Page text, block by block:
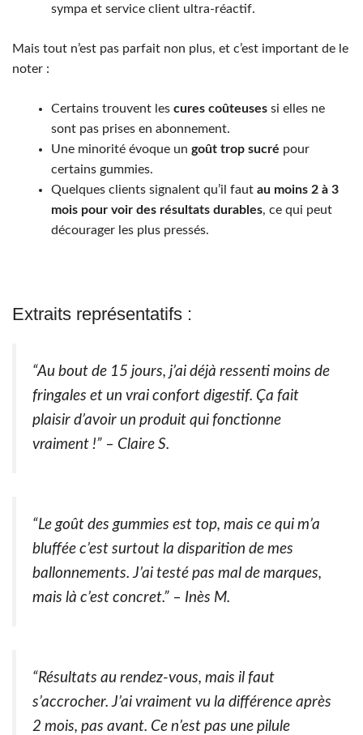
sympa et service client ultra-réactif.
Mais tout n’est pas parfait non plus, et c’est important de le
noter :
Certains trouvent les cures coûteuses si elles ne
sont pas prises en abonnement.
Une minorité évoque un goût trop sucré pour
certains gummies.
Quelques clients signalent qu’il faut au moins 2 à 3
mois pour voir des résultats durables, ce qui peut
décourager les plus pressés.
Extraits représentatifs :
“Au bout de 15 jours, j’ai déjà ressenti moins de
fringales et un vrai confort digestif. Ça fait
plaisir d’avoir un produit qui fonctionne
vraiment !” – Claire S.
“Le goût des gummies est top, mais ce qui m’a
bluffée c’est surtout la disparition de mes
ballonnements. J’ai testé pas mal de marques,
mais là c’est concret.” – Inès M.
“Résultats au rendez-vous, mais il faut
s’accrocher. J’ai vraiment vu la différence après
2 mois, pas avant. Ce n’est pas une pilule